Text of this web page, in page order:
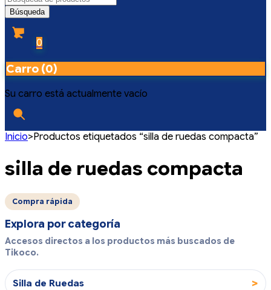
0
Carro (0)
Su carro está actualmente vacío
Inicio>Productos etiquetados “silla de ruedas compacta”
silla de ruedas compacta
Compra rápida
Explora por categoría
Accesos directos a los productos más buscados de
Tikoco.
Silla de Ruedas >